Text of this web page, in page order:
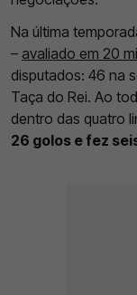
Na última
– avaliado em 20
disputados: 46 na
Taça do Rei. Ao
dentro das quatro
26 golos e fez